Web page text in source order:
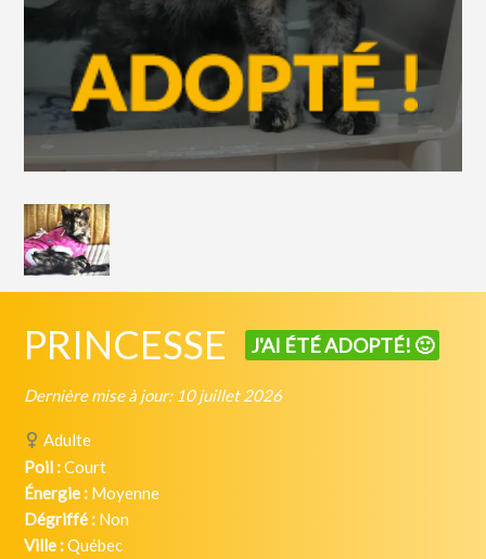
PRINCESSE J'AI ÉTÉ ADOPTÉ! 🙂
Dernière mise à jour: 10 juillet 2026
Adulte
Poil :Court
Énergie : Moyenne
Dégriffé : Non
Ville :Québec